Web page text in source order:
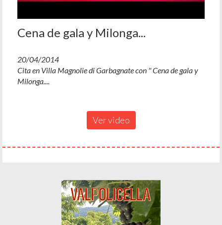
Cena de gala y Milonga...
20/04/2014
Cita en Villa Magnolie di Garbagnate con '' Cena de gala y
Milonga....
Ver video